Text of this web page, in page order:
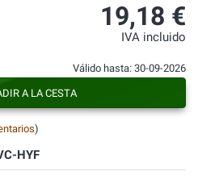
)
HYF
19,18 €
IVA incluido
Válido hasta: 30-09-2026
A LA CESTA